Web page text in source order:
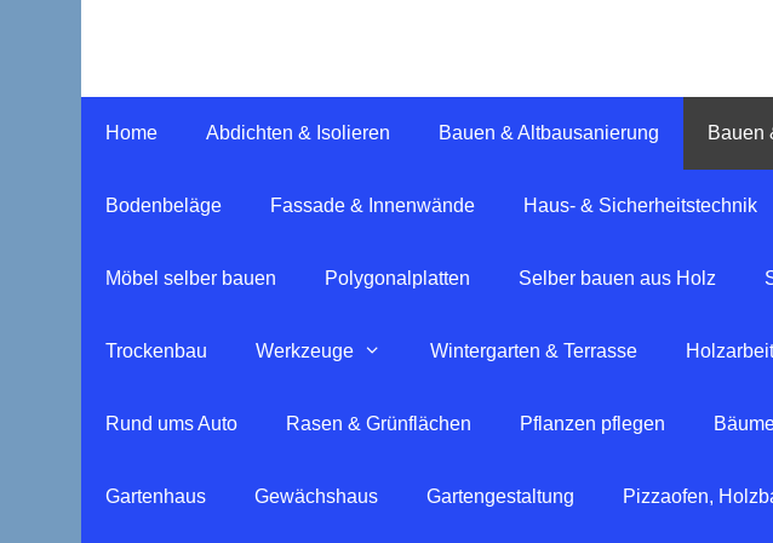
Home Abdichten & Isolieren Bauen & Altbausanierung Bauen
Bodenbeläge Fassade & Innenwände Haus- & Sicherheitstechnik
Möbel selber bauen Polygonalplatten Selber bauen aus Holz
Trockenbau Werkzeuge Wintergarten & Terrasse
Rund ums Auto Rasen & Grünflächen Pflanzen pflegen
Gartenhaus Gewächshaus Gartengestaltung Pizzaofen,